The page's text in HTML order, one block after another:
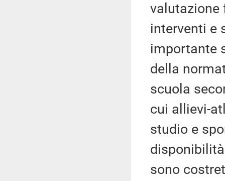
valutazione
interventi e
importante
della
scuola
cui allievi-
studio e
sono